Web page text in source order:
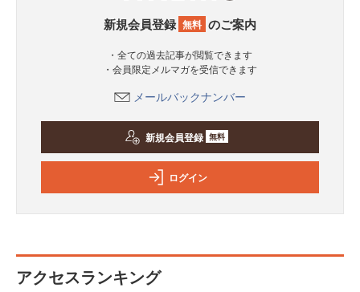
新規会員登録 無料 のご案内
・全ての過去記事が閲覧できます
・会員限定メルマガを受信できます
メールバックナンバー
新規会員登録 無料
ログイン
アクセスランキング